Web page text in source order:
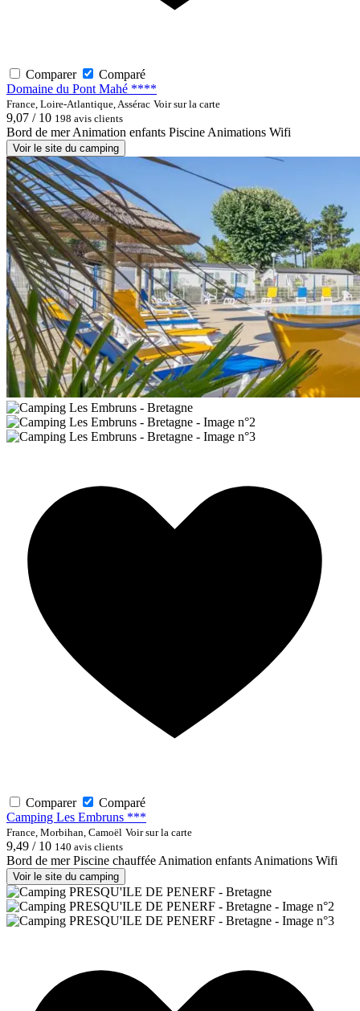
Comparer
Comparé
Domaine du Pont Mahé ****
France, Loire-Atlantique, Assérac Voir sur la carte
9,07 / 10 198 avis clients
Bord de merAnimation enfants PiscineAnimations Wifi
Voir le site du camping
Comparer
Comparé
Camping Les Embruns ***
France, Morbihan, Camoël Voir sur la carte
9,49 / 10 140 avis clients
Bord de mer Piscine chaufféeAnimation enfantsAnimations Wifi
Voir le site du camping